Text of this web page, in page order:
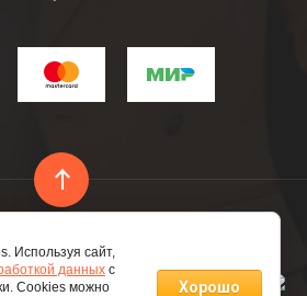
- 2026 ИП Глубокова М.В. ИНН
ОГРНИП 316745600182896
Используя сайт,
данных с
Cookies можно
Хорошо